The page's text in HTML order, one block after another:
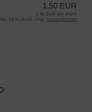
1,50 EUR
1,50 EUR pro Stück
inkl. 19 % MwSt. zzgl. Versandkosten